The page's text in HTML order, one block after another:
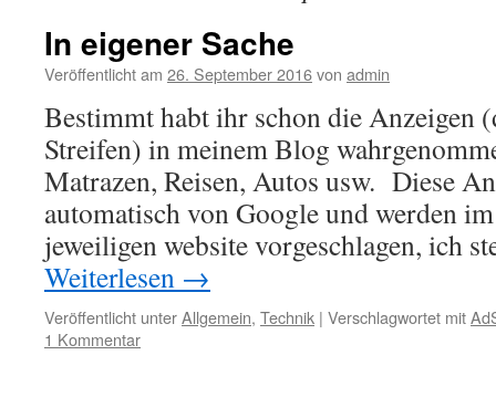
In eigener Sache
Veröffentlicht am 26. September 2016von admin
Bestimmt habt ihr schon die Anzeigen
Streifen) in meinem Blog
Matrazen, Reisen, Autos usw. Diese
automatisch von Google und werden
jeweiligen website vorgeschlagen, ich
Weiterlesen →
Veröffentlicht unterAllgemein, Technik | Verschlagwortet mit
1 Kommentar